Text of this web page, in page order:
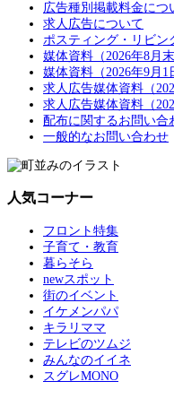
広告種別掲載料金につ
求人広告について
ポスティング・リビン
媒体資料（2026年8月
媒体資料（2026年9月1
求人広告媒体資料（
求人広告媒体資料（
配布に関するお問い合
一般的なお問い合わせ
人気コーナー
フロント特集
子育て・教育
暮らそら
newスポット
街のイベント
イケメンパパ
キラリママ
テレビのツムジ
みんなのイイネ
スグレMONO